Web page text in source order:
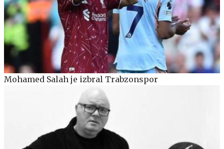
Mohamed Salah je izbral Trabzonspor